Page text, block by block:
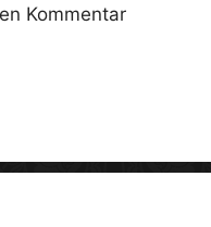
Kommentar